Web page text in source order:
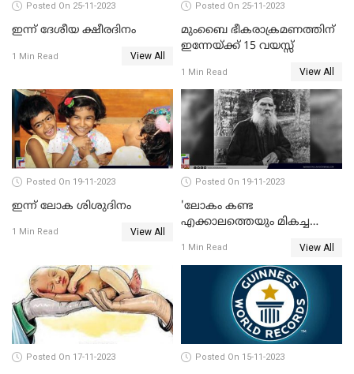
Posted On 25-11-2023
ഇന്ന് ദേശീയ ക്ഷീരദിനം
1 Min Read View All
Posted On 25-11-2023
മുംബൈ ഭീകരാക്രമണത്തിന്
ഇന്നേയ്ക്ക് 15 വയസ്സ്
1 Min Read View All
Posted On 19-11-2023
ഇന്ന് ലോക ശിശുദിനം
1 Min Read View All
Posted On 19-11-2023
'ലോകം കണ്ട
എക്കാലത്തെയും മികച്ച
ടോള്‍സ്റ്റോയ് ഓര്‍മയായിട്ട്
ഇന്നേക്ക് 113 വര്‍ഷം
1 Min Read View All
Posted On 17-11-2023 Posted On 15-11-2023